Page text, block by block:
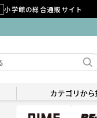
小学館の総合通販サイト
カテゴリか